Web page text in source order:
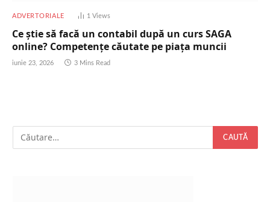
ADVERTORIALE 1 Views
Ce știe să facă un contabil după un curs SAGA
online? Competențe căutate pe piața muncii
iunie 23, 2026 3 Mins Read